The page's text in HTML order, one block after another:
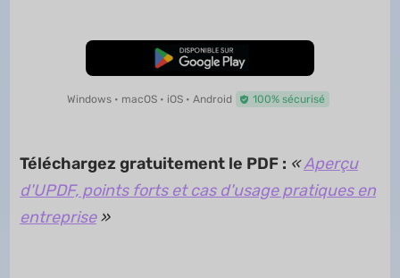
TÉLÉCHARGER
Windows • macOS • iOS • Android 100% sécurisé
Téléchargez gratuitement le PDF : «Aperçu
d'UPDF, points forts et cas d'usage pratiques en
entreprise»